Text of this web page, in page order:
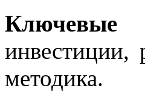
Ключевые
инвестиции,
методика.